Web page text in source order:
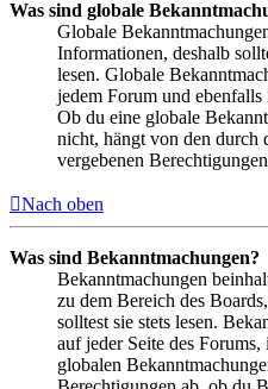
Was sind globale
Globale
Informationen, deshalb
lesen. Globale
jedem Forum und
Ob du eine globale
nicht, hängt von den
vergebenen
Nach oben
Was sind Bekanntmachungen?
Bekanntmachungen
zu dem Bereich des
solltest sie stets lesen.
auf jeder Seite des
globalen